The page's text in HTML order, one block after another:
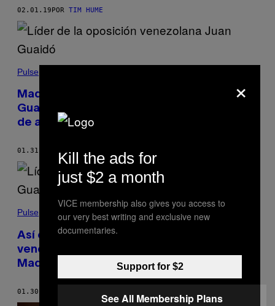
02.01.19POR TIM HUME
Pulse
Maduro impone al líder opositor Juan
Guaidó prohibición de viajar y congelación
de activos
01.31.19 DAVID GILBERT
Pulse
Así es el esfuerzo del líder opositor
venezolano Juan Guaidó para expulsar a
Maduro
01.30.19
×
Kill the ads for
just $2 a month
VICE membership also gives you access to
our very best writing and exclusive new
documentaries.
Support for $2
See All Membership Plans